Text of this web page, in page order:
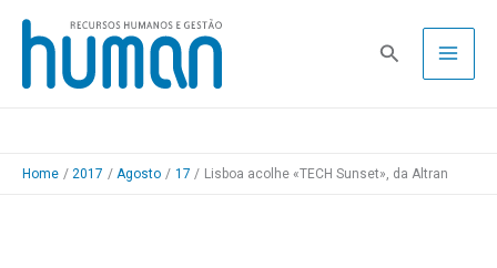
Skip
content
Pesquisa
Home 2017 Agosto 17 Lisboa acolhe «TECH Sunset», da Altran